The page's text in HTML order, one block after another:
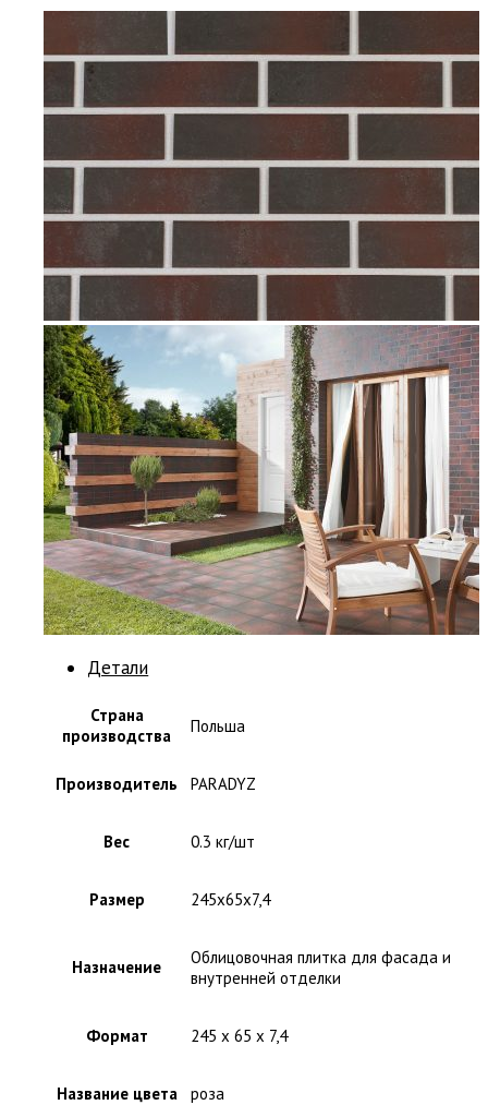
Детали
Страна
производства
Польша
Производитель PARADYZ
Вес 0.3 кг/шт
Размер 245x65x7,4
Назначение
Облицовочная плитка для фасада и
внутренней отделки
Формат 245 x 65 x 7,4
Название цвета роза